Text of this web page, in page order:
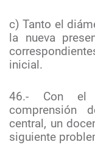
c) Tanto el
la nueva
inicial.
46.- Con el
comprensión
central, un
siguiente